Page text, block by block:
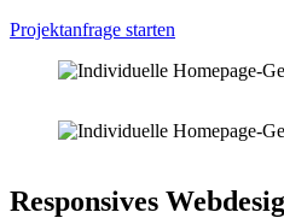
Projektanfrage starten
Responsives